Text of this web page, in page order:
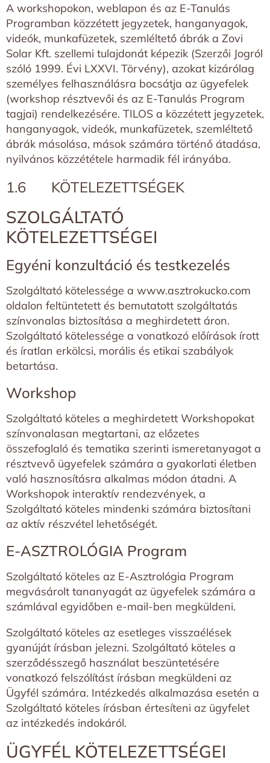
A workshopokon, weblapon és az E-Tanulás
Programban közzétett jegyzetek, hanganyagok,
videók, munkafüzetek, szemléltető ábrák a Zovi
Solar Kft. szellemi tulajdonát képezik (Szerzői Jogról
szóló 1999. Évi LXXVI. Törvény), azokat kizárólag
személyes felhasználásra bocsátja az ügyefelek
(workshop résztvevői és az E-Tanulás Program
tagjai) rendelkezésére. TILOS a közzétett jegyzetek,
hanganyagok, videók, munkafüzetek, szemléltető
ábrák másolása, mások számára történő átadása,
nyilvános közzététele harmadik fél irányába.
1.6 KÖTELEZETTSÉGEK
SZOLGÁLTATÓ
KÖTELEZETTSÉGEI
Egyéni konzultáció és testkezelés
Szolgáltató kötelessége a www.asztrokucko.com
oldalon feltüntetett és bemutatott szolgáltatás
színvonalas biztosítása a meghirdetett áron.
Szolgáltató kötelessége a vonatkozó előírások írott
és íratlan erkölcsi, morális és etikai szabályok
betartása.
Workshop
Szolgáltató köteles a meghirdetett Workshopokat
színvonalasan megtartani, az előzetes
összefoglaló és tematika szerinti ismeretanyagot a
résztvevő ügyefelek számára a gyakorlati életben
való hasznosításra alkalmas módon átadni. A
Workshopok interaktív rendezvények, a
Szolgáltató köteles mindenki számára biztosítani
az aktív részvétel lehetőségét.
E-ASZTROLÓGIA Program
Szolgáltató köteles az E-Asztrológia Program
megvásárolt tananyagát az ügyefelek számára a
számlával egyidőben e-mail-ben megküldeni.
Szolgáltató köteles az esetleges visszaélések
gyanúját írásban jelezni. Szolgáltató köteles a
szerződésszegő használat beszüntetésére
vonatkozó felszólítást írásban megküldeni az
Ügyfél számára. Intézkedés alkalmazása esetén a
Szolgáltató köteles írásban értesíteni az ügyfelet
az intézkedés indokáról.
ÜGYFÉL KÖTELEZETTSÉGEI